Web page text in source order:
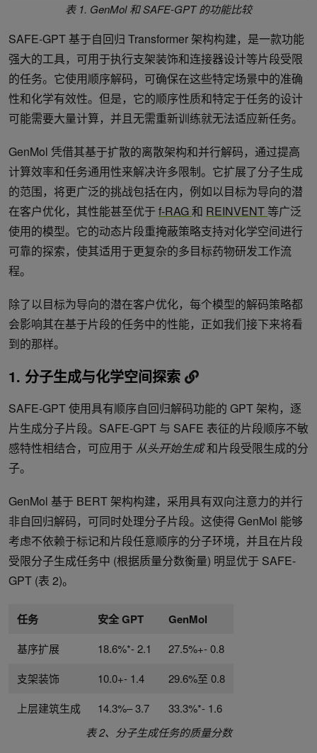
表 1. GenMol 和 SAFE-GPT 的功能比较
SAFE-GPT 基于自回归 Transformer 架构构建，是一款功能
强大的工具，可用于执行支架装饰和连接器设计等片段受限
的任务。它使用顺序解码，可确保在这些特定场景中的准确
性和化学有效性。但是，它的顺序性质和特定于任务的设计
可能需要大量计算，并且无需重新训练就无法适应新任务。
GenMol 凭借其基于扩散的离散架构和并行解码，通过提高
计算效率和任务通用性来解决许多限制。它扩展了分子生成
的范围，将更广泛的挑战包括在内，例如以目标为导向的潜
在客户优化，其性能甚至优于 f-RAG和 REINVENT等广泛
使用的模型。它的动态片段重掩蔽策略支持对化学空间进行
可靠的探索，使其适用于更复杂的多目标药物研发工作流
程。
除了以目标为导向的潜在客户优化，每个模型的解码策略都
会影响其在基于片段的任务中的性能，正如我们接下来将看
到的那样。
1. 分子生成与化学空间探索
SAFE-GPT 使用具有顺序自回归解码功能的 GPT 架构，逐
片生成分子片段。SAFE-GPT 与 SAFE 表征的片段顺序不敏
感特性相结合，可应用于 从头开始生成和片段受限生成的分
子。
GenMol 基于 BERT 架构构建，采用具有双向注意力的并行
非自回归解码，可同时处理分子片段。这使得 GenMol 能够
考虑不依赖于标记和片段任意顺序的分子环境，并且在片段
受限分子生成任务中 (根据质量分数衡量) 明显优于 SAFE-
GPT (表 2)。
任务 安全 GPT GenMol
基序扩展 18.6%*- 2.1
27.5%+- 0.8
支架装饰
10.0+- 1.4
29.6%至 0.8
上层建筑生成
14.3%– 3.7
33.3%*- 1.6
表 2、分子生成任务的质量分数